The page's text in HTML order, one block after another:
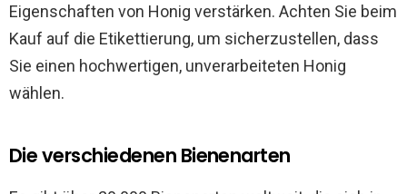
Eigenschaften von Honig verstärken. Achten Sie beim
Kauf auf die Etikettierung, um sicherzustellen, dass
Sie einen hochwertigen, unverarbeiteten Honig
wählen.
Die verschiedenen Bienenarten